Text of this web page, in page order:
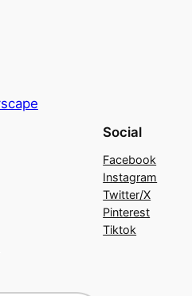
Social
Facebook
Instagram
Twitter/X
Pinterest
Tiktok